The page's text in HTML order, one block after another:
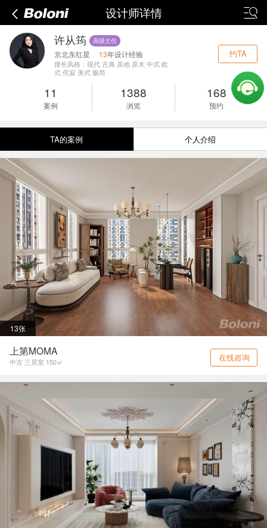
设计师详情
许从筠 高级主任
京北东红星 13年设计经验
擅长风格：现代 古典 其他 原木 中式 欧
式 侘寂 美式 极简
约TA
11
案例
1388
浏览
168
预约
TA的案例 个人介绍
13张
上第MOMA
中古 三居室 150㎡ 在线咨询